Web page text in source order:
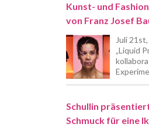
Kunst- und
von Franz Josef
Juli
„Liquid
Schullin
Schmuck für eine